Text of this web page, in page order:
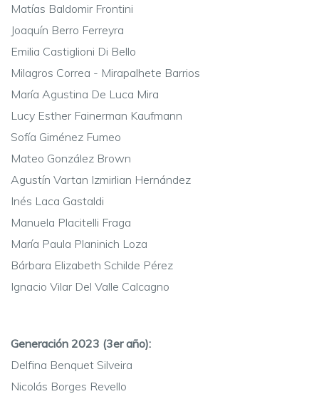
Matías Baldomir Frontini
Joaquín Berro Ferreyra
Emilia Castiglioni Di Bello
Milagros Correa - Mirapalhete Barrios
María Agustina De Luca Mira
Lucy Esther Fainerman Kaufmann
Sofía Giménez Fumeo
Mateo González Brown
Agustín Vartan Izmirlian Hernández
Inés Laca Gastaldi
Manuela Placitelli Fraga
María Paula Planinich Loza
Bárbara Elizabeth Schilde Pérez
Ignacio Vilar Del Valle Calcagno
Generación 2023 (3er año):
Delfina Benquet Silveira
Nicolás Borges Revello